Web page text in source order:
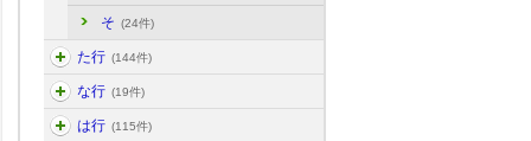
そ (24件)
た行 (144件)
な行 (19件)
は行 (115件)